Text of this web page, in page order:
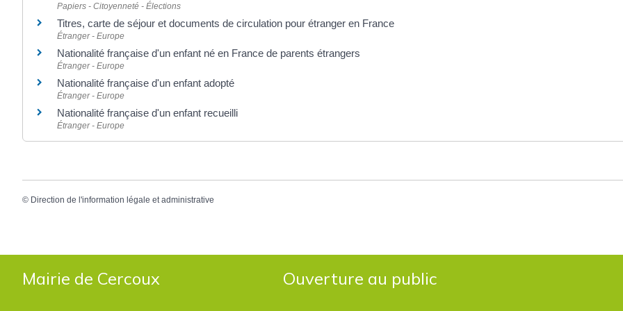
Papiers - Citoyenneté - Élections
Titres, carte de séjour et documents de circulation pour étranger en France
Étranger - Europe
Nationalité française d'un enfant né en France de parents étrangers
Étranger - Europe
Nationalité française d'un enfant adopté
Étranger - Europe
Nationalité française d'un enfant recueilli
Étranger - Europe
© Direction de l'information légale et administrative
Mairie de Cercoux Ouverture au public